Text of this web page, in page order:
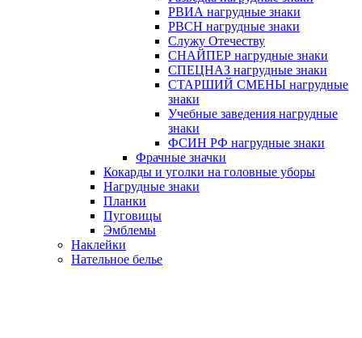
РВИА нагрудные знаки
РВСН нагрудные знаки
Служу Отечеству
СНАЙПЕР нагрудные знаки
СПЕЦНАЗ нагрудные знаки
СТАРШИЙ СМЕНЫ нагрудные
знаки
Учебные заведения нагрудные
знаки
ФСИН РФ нагрудные знаки
Фрачные значки
Кокарды и уголки на головные уборы
Нагрудные знаки
Планки
Пуговицы
Эмблемы
Наклейки
Нательное белье